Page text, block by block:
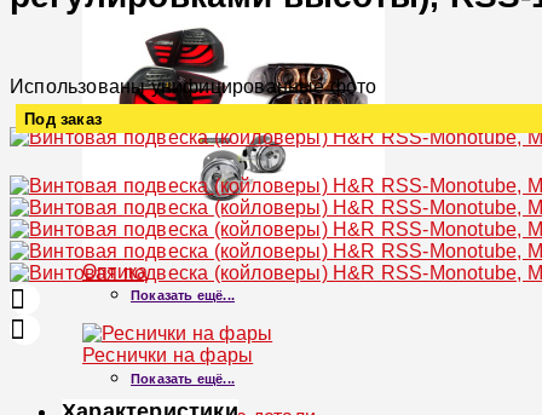
Оптика
Показать ещё...
Реснички на фары
Показать ещё...
Использованы унифицированные фото
Под заказ